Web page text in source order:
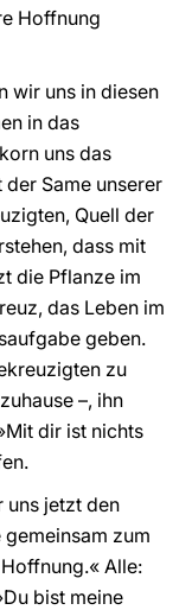
Hoffnung
wir uns in diesen
in das
uns das
Same unserer
Quell der
dass mit
die Pflanze im
das Leben im
geben.
zu
–, ihn
dir ist nichts
uns jetzt den
zum
Alle:
bist meine